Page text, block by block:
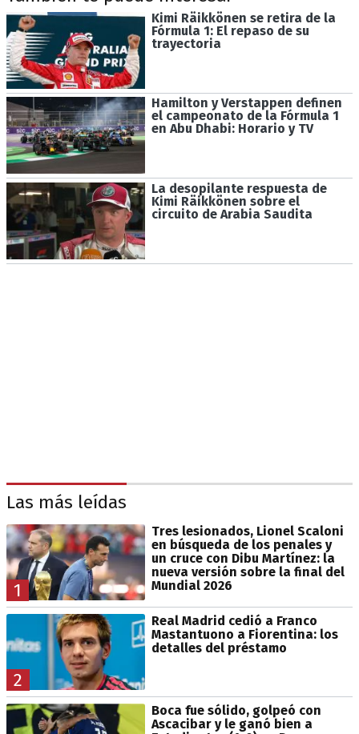
Kimi Räikkönen se retira de la
Fórmula 1: El repaso de su
trayectoria
Hamilton y Verstappen definen
el campeonato de la Fórmula 1
en Abu Dhabi: Horario y TV
La desopilante respuesta de
Kimi Räikkönen sobre el
circuito de Arabia Saudita
Las más leídas
1
Tres lesionados, Lionel Scaloni
en búsqueda de los penales y
un cruce con Dibu Martínez: la
nueva versión sobre la final del
Mundial 2026
2
Real Madrid cedió a Franco
Mastantuono a Fiorentina: los
detalles del préstamo
Boca fue sólido, golpeó con
Ascacibar y le ganó bien a